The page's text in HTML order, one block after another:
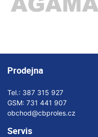
Prodejna
Tel.: 387 315 927
GSM: 731 441 907
obchod@cbproles.cz
Servis